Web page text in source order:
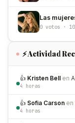
Las
0 votos ·
⚡ Actividad
👍 Kristen Bell en
4 horas
👍 Sofia Carson en
4 horas